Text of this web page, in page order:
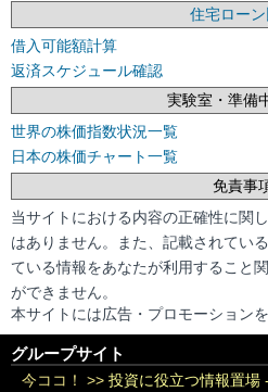
住宅ロー
借入可能額計算
返済スケジュール確認
実験室・準備
世界の株価指数状況一覧
日本の株価チャート一覧
免責事
当サイトにおける内容の正確性に関
はありません。また、記載されてい
ている情報をあなたが利用すること
ができません。
本サイトには広告・プロモーション
グループサイト
今ココ！ >> 投資に役立つ情報置場